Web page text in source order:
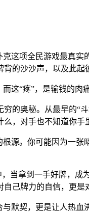
这项全民游戏最真实
的沙沙声，以及此起
这“疼”，是输钱的肉
的奥秘。从最早的“
，对手也不知道你手
源。你可能因为一
当拿到一手好牌，
己牌力的自信，更是
默契，更是让人热